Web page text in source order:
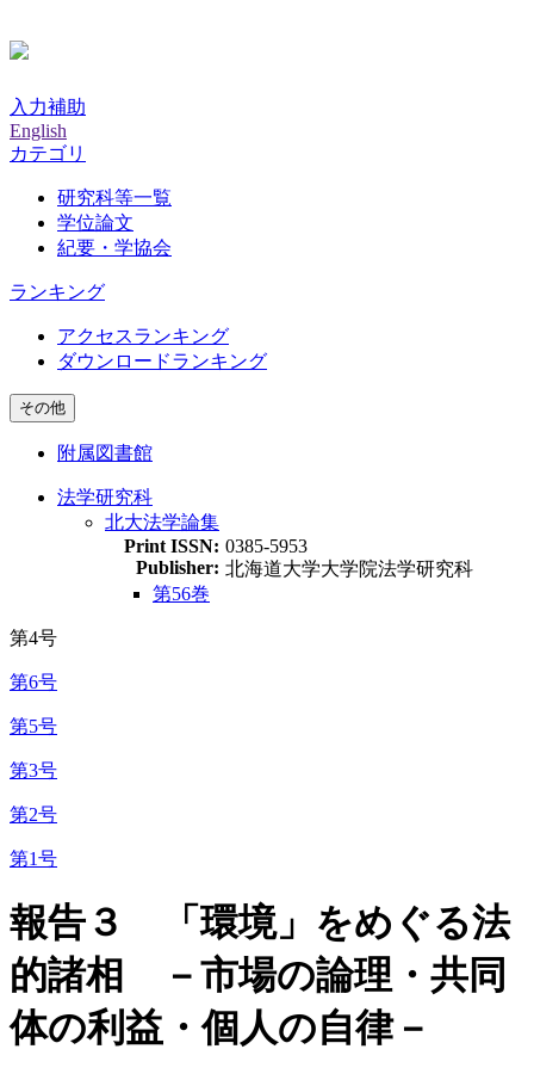
入力補助
English
カテゴリ
研究科等一覧
学位論文
紀要・学協会
ランキング
アクセスランキング
ダウンロードランキング
その他
附属図書館
法学研究科
北大法学論集
Print ISSN: 0385-5953
Publisher: 北海道大学大学院法学研究科
第56巻
第4号
第6号
第5号
第3号
第2号
第1号
報告３ 「環境」をめぐる法
的諸相 －市場の論理・共同
体の利益・個人の自律－